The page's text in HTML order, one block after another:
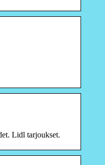
Lidl tarjoukset.